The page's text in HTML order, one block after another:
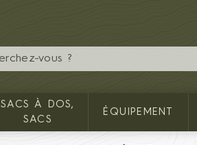
SACS À DOS,
SACS
ÉQUIPEMENT